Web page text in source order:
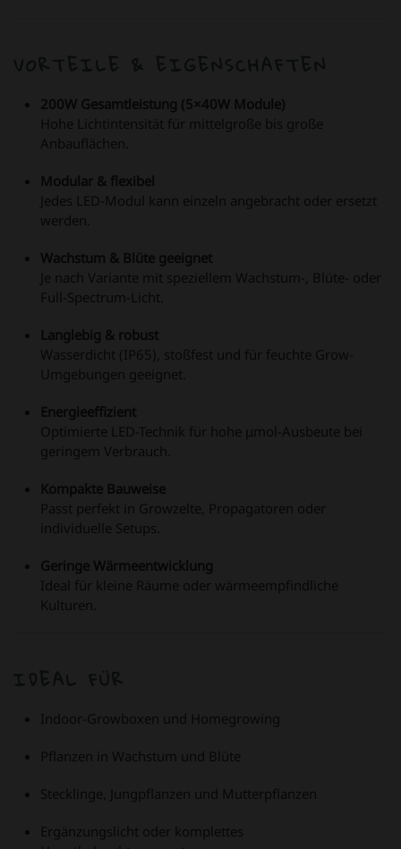
200W Gesamtleistung (5×40W Module)
Hohe Lichtintensität für mittelgroße bis große
Anbauflächen.
Modular & flexibel
Jedes LED-Modul kann einzeln angebracht oder ersetzt
werden.
Wachstum & Blüte geeignet
Je nach Variante mit speziellem Wachstum-, Blüte- oder
Full-Spectrum-Licht.
Langlebig & robust
Wasserdicht (IP65), stoßfest und für feuchte Grow-
Umgebungen geeignet.
Energieeffizient
Optimierte LED-Technik für hohe μmol-Ausbeute bei
geringem Verbrauch.
Kompakte Bauweise
Passt perfekt in Growzelte, Propagatoren oder
individuelle Setups.
Geringe Wärmeentwicklung
Ideal für kleine Räume oder wärmeempfindliche
Kulturen.
Indoor-Growboxen und Homegrowing
Pflanzen in Wachstum und Blüte
Stecklinge, Jungpflanzen und Mutterpflanzen
Ergänzungslicht oder komplettes